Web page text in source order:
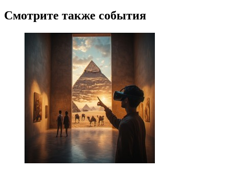
Смотрите также события